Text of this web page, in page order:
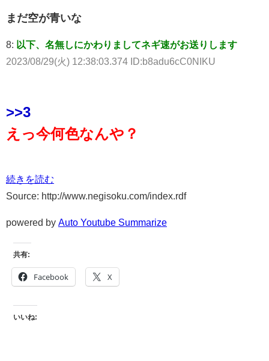
まだ空が青いな
8: 以下、名無しにかわりましてネギ速がお送りします
2023/08/29(火) 12:38:03.374 ID:b8adu6cC0NIKU
>>3
えっ今何色なんや？
続きを読む
Source: http://www.negisoku.com/index.rdf
powered by Auto Youtube Summarize
共有:
Facebook X
いいね: